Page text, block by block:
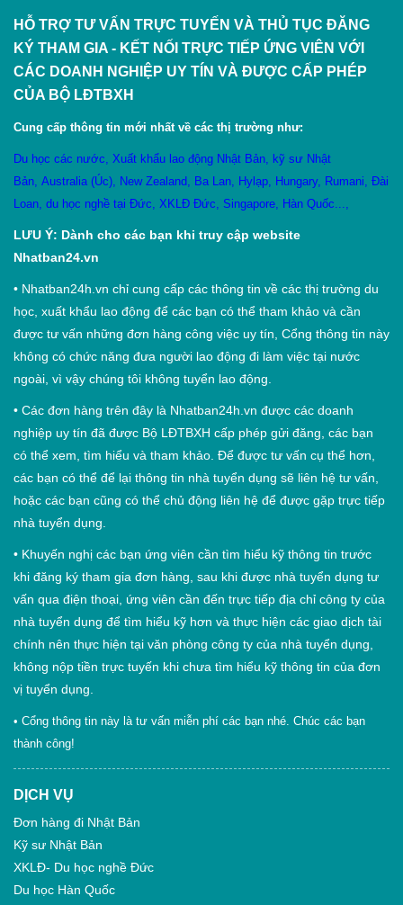
HỖ TRỢ TƯ VẤN TRỰC TUYẾN VÀ THỦ TỤC ĐĂNG
KÝ THAM GIA - KẾT NỐI TRỰC TIẾP ỨNG VIÊN VỚI
CÁC DOANH NGHIỆP UY TÍN VÀ ĐƯỢC CẤP PHÉP
CỦA BỘ LĐTBXH
Cung cấp thông tin mới nhất về các thị trường như:
Du học các nước Xuất khẩu lao động Nhật Bản kỹ sư Nhật
Bản Australia (Úc) New Zealand Ba Lan Hylạp Hungary, Rumani Đài
Loan du học nghề tại Đức XKLĐ Đức Singapore Hàn Quốc
LƯU Ý: Dành cho các bạn khi truy cập website
Nhatban24.vn
• Nhatban24h.vn chỉ cung cấp các thông tin về các thị trường du
học, xuất khẩu lao động để các bạn có thể tham khảo và cần
được tư vấn những đơn hàng công việc uy tín, Cổng thông tin này
không có chức năng đưa người lao động đi làm việc tại nước
ngoài, vì vậy chúng tôi không tuyển lao động.
• Các đơn hàng trên đây là Nhatban24h.vn được các doanh
nghiệp uy tín đã được Bộ LĐTBXH cấp phép gửi đăng, các bạn
có thể xem, tìm hiểu và tham khảo. Để được tư vấn cụ thể hơn,
các bạn có thể để lại thông tin nhà tuyển dụng sẽ liên hệ tư vấn,
hoặc các bạn cũng có thể chủ động liên hệ để được gặp trực tiếp
nhà tuyển dụng.
• Khuyến nghị các bạn ứng viên cần tìm hiểu kỹ thông tin trước
khi đăng ký tham gia đơn hàng, sau khi được nhà tuyển dụng tư
vấn qua điện thoại, ứng viên cần đến trực tiếp địa chỉ công ty của
nhà tuyển dụng để tìm hiểu kỹ hơn và thực hiện các giao dịch tài
chính nên thực hiện tại văn phòng công ty của nhà tuyển dụng,
không nộp tiền trực tuyến khi chưa tìm hiểu kỹ thông tin của đơn
vị tuyển dụng.
• Cổng thông tin này là tư vấn miễn phí các bạn nhé. Chúc các bạn
thành công!
DỊCH VỤ
Đơn hàng đi Nhật Bản
Kỹ sư Nhật Bản
XKLĐ- Du học nghề Đức
Du học Hàn Quốc